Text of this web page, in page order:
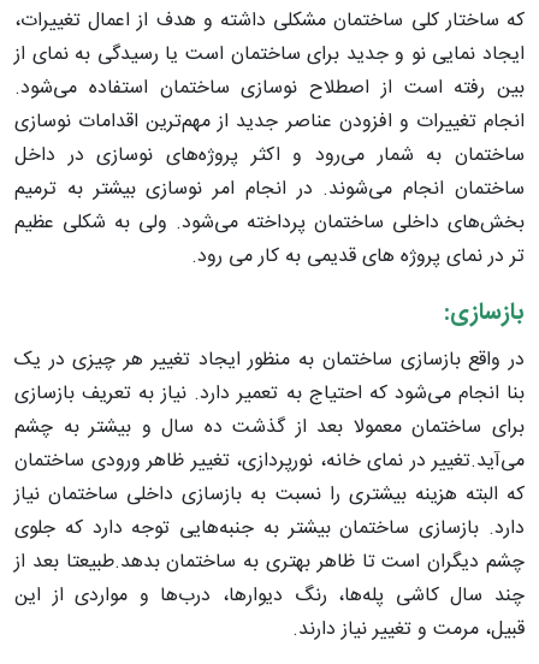
که ساختار کلی ساختمان مشکلی داشته و هدف از اعمال تغییرات،
ایجاد نمایی نو و جدید برای ساختمان است یا رسیدگی به نمای از
بین رفته است از اصطلاح نوسازی ساختمان استفاده می‌شود.
انجام تغییرات و افزودن عناصر جدید از مهم‌ترین اقدامات نوسازی
ساختمان به شمار می‌رود و اکثر پروژه‌های نوسازی در داخل
ساختمان انجام می‌شوند. در انجام امر نوسازی بیشتر به ترمیم
بخش‌های داخلی ساختمان پرداخته می‌شود. ولی به شکلی عظیم
تر در نمای پروژه های قدیمی به کار می رود.
بازسازی:
در واقع بازسازی ساختمان به منظور ایجاد تغییر هر چیزی در یک
بنا انجام می‌شود که احتیاج به تعمیر دارد. نیاز به تعریف بازسازی
برای ساختمان معمولا بعد از گذشت ده سال و بیشتر به چشم
می‌آید.تغییر در نمای خانه، نورپردازی، تغییر ظاهر ورودی ساختمان
که البته هزینه بیشتری را نسبت به بازسازی داخلی ساختمان نیاز
دارد. بازسازی ساختمان بیشتر به جنبه‌هایی توجه دارد که جلوی
چشم دیگران است تا ظاهر بهتری به ساختمان بدهد.طبیعتا بعد از
چند سال کاشی پله‌ها، رنگ دیوارها، درب‌ها و مواردی از این
قبیل، مرمت و تغییر نیاز دارند.